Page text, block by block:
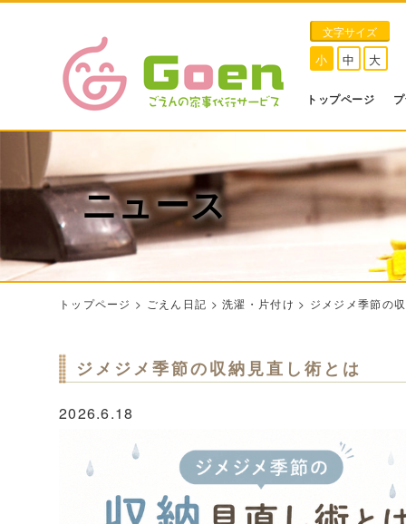
文字サイズ
小 中 大
トップページ
ニュース
トップページ > ごえん日記 >洗濯・片付け > ジメジメ季節の
ジメジメ季節の収納見直し術とは
2026.6.18